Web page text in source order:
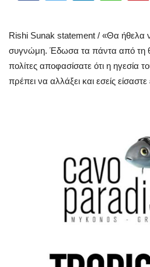
Science & Tech
Aegean Islands
Σεβασμιώτατος Δωρόθεος Β’
Rishi Sunak statement / «Θα ήθελα
συγνώμη. Έδωσα τα πάντα από τη
πολίτες αποφασίσατε ότι η ηγεσία
πρέπει να αλλάξει και εσείς